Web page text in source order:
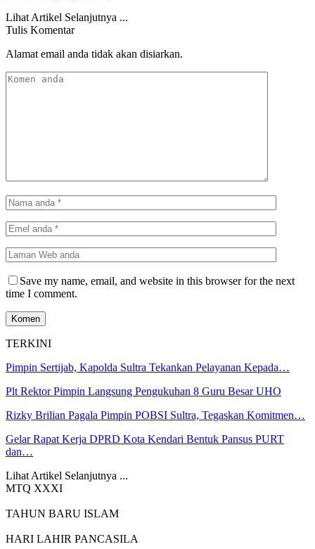
Lihat Artikel Selanjutnya ...
Tulis Komentar
Alamat email anda tidak akan disiarkan.
Save my name, email, and website in this browser for the next
time I comment.
TERKINI
Pimpin Sertijab, Kapolda Sultra Tekankan Pelayanan Kepada…
Plt Rektor Pimpin Langsung Pengukuhan 8 Guru Besar UHO
Rizky Brilian Pagala Pimpin POBSI Sultra, Tegaskan Komitmen…
Gelar Rapat Kerja DPRD Kota Kendari Bentuk Pansus PURT
dan…
Lihat Artikel Selanjutnya ...
MTQ XXXI
TAHUN BARU ISLAM
HARI LAHIR PANCASILA